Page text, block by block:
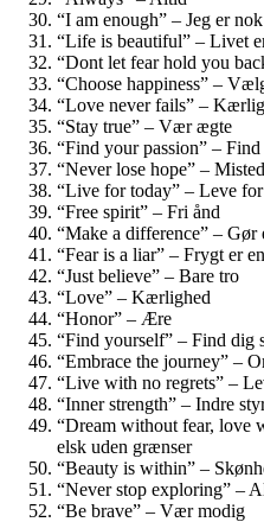
“I am enough” – Jeg er nok
“Life is beautiful” – Livet
“Dont let fear hold you
“Choose happiness” –
“Love never fails” –
“Stay true” – Vær ægte
“Find your passion” – Find
“Never lose hope” –
“Live for today” – Leve
“Free spirit” – Fri ånd
“Make a difference” – Gør
“Fear is a liar” – Frygt er
“Just believe” – Bare tro
“Love” – Kærlighed
“Honor” – Ære
“Find yourself” – Find dig
“Embrace the journey” –
“Live with no regrets” –
“Inner strength” – Indre
“Dream without fear, love
elsk uden grænser
“Beauty is within” –
“Never stop exploring” –
“Be brave” – Vær modig